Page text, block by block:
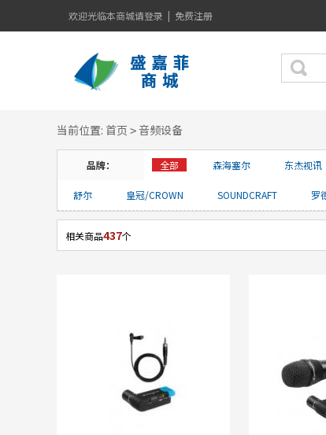
欢迎光临本商城请登录 | 免费注册
当前位置: 首页 >音频设备
品牌： 全部 森海塞尔 东杰视讯
舒尔 皇冠/CROWN SOUNDCRAFT 罗
相关商品437个